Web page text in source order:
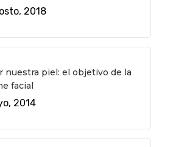
2018
nuestra piel: el objetivo de la
facial
2014